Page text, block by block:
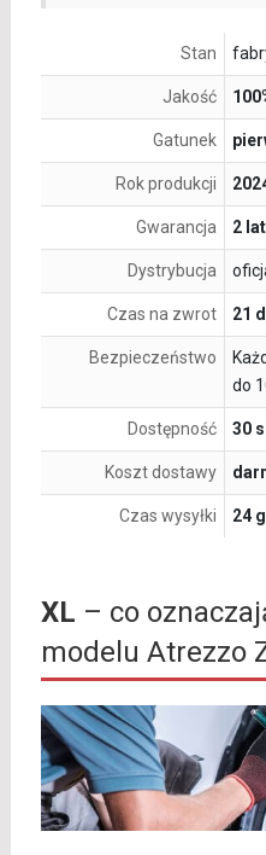
Stan
Jakość
Gatunek
Rok produkcji
Gwarancja 2
Dystrybucja
Czas na zwrot 21
Bezpieczeństwo
do
Dostępność 30
Koszt dostawy
Czas wysyłki 24
XL – co
modelu Atrezzo